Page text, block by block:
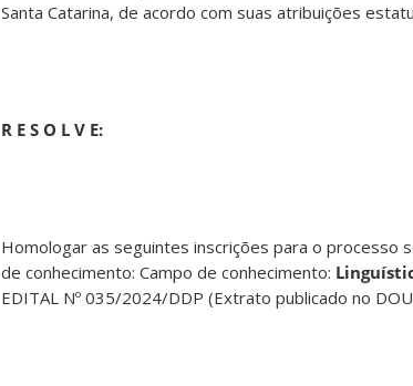
Santa Catarina, de acordo com suas atribuições
R E S O L V E:
Homologar as seguintes inscrições para o
de conhecimento: Campo de conhecimento:
EDITAL Nº 035/2024/DDP (Extrato publicado no